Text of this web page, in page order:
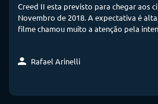
Creed II esta previsto para chegar aos
Novembro de 2018. A expectativa é
filme chamou muito a atenção pela
Rafael Arinelli